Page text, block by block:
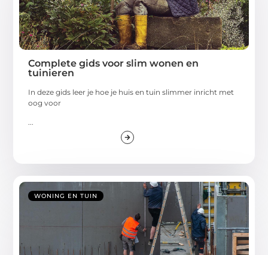
Complete gids voor slim wonen en
tuinieren
In deze gids leer je hoe je huis en tuin slimmer inricht met
oog voor
...
WONING EN TUIN